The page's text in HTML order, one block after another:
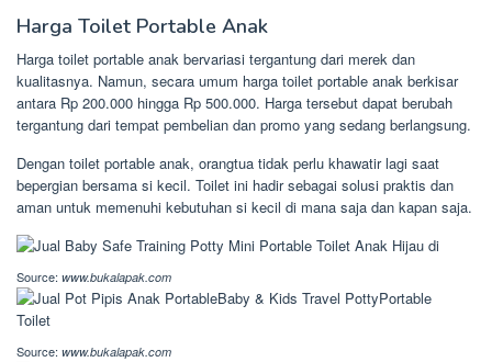
Harga Toilet Portable Anak
Harga toilet portable anak bervariasi tergantung dari merek dan
kualitasnya. Namun, secara umum harga toilet portable anak berkisar
antara Rp 200.000 hingga Rp 500.000. Harga tersebut dapat berubah
tergantung dari tempat pembelian dan promo yang sedang berlangsung.
Dengan toilet portable anak, orangtua tidak perlu khawatir lagi saat
bepergian bersama si kecil. Toilet ini hadir sebagai solusi praktis dan
aman untuk memenuhi kebutuhan si kecil di mana saja dan kapan saja.
Source: www.bukalapak.com
Source: www.bukalapak.com